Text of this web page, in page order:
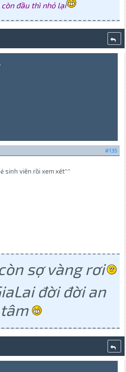
đầu thì nhỏ lại
#135
sinh viên rồi xem xét^^
sợ vàng rơi
đời đời an
tâm